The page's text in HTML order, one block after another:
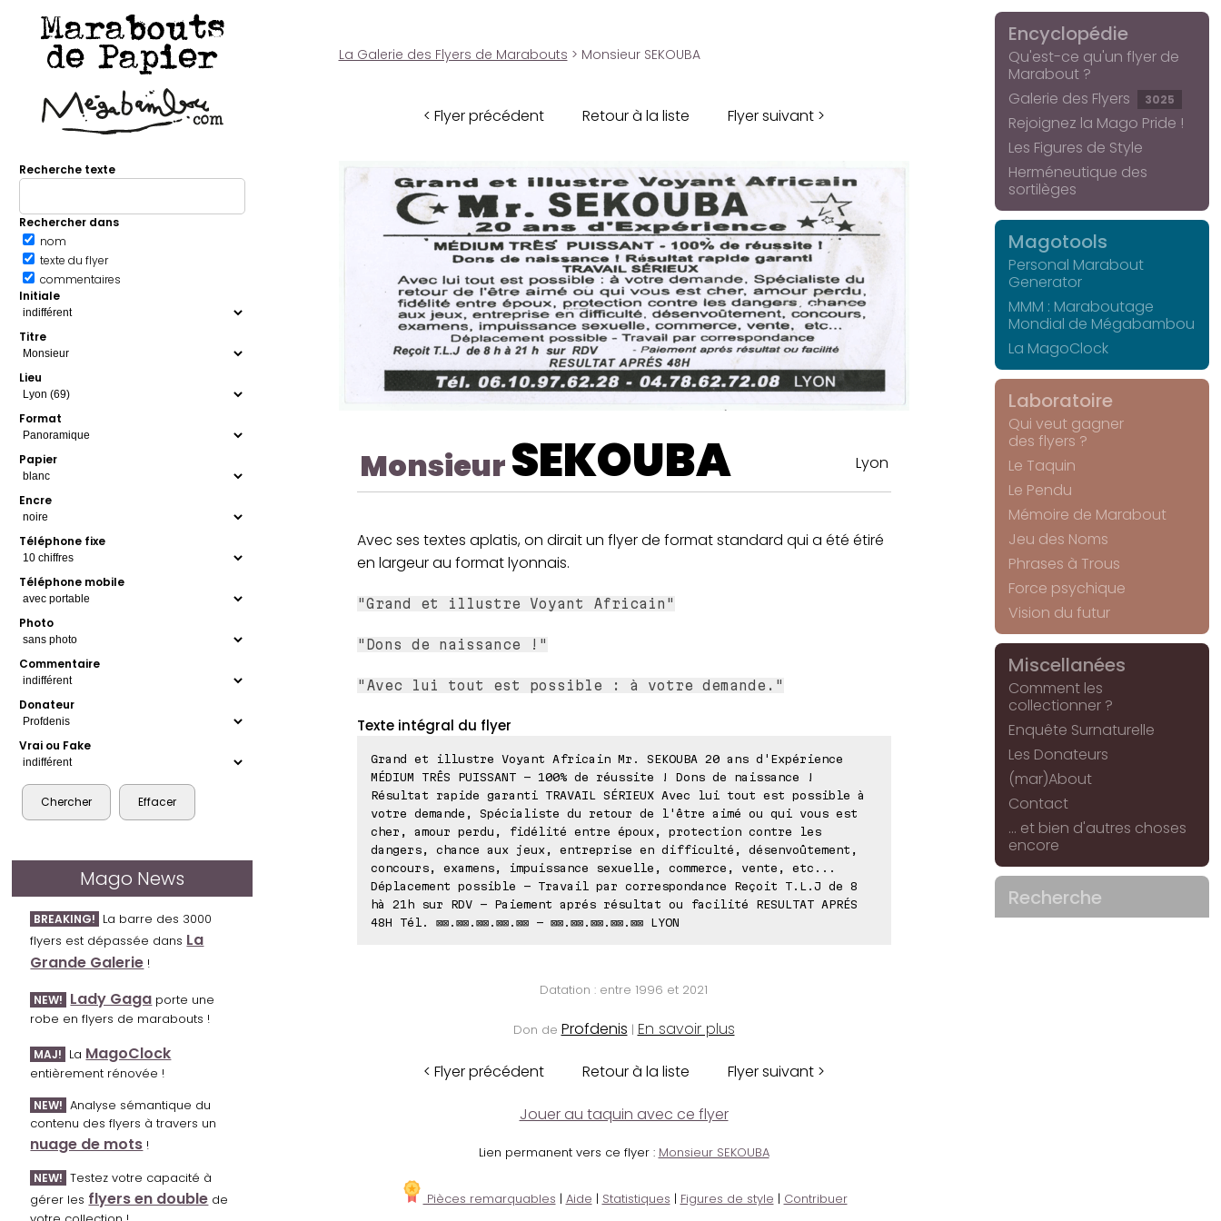
Marabouts
de Papier
Recherche texte
Rechercher dans
nom
texte du flyer
commentaires
Initiale
Titre
Lieu
Format
Papier
Encre
Téléphone fixe
Téléphone mobile
Photo
Commentaire
Donateur
Vrai ou Fake
Mago News
BREAKING! La barre des 3000
flyers est dépassée dans La
Grande Galerie !
NEW! Lady Gaga porte une
robe en flyers de marabouts !
MAJ! La MagoClock
entièrement rénovée !
NEW! Analyse sémantique du
contenu des flyers à travers un
nuage de mots !
NEW! Testez votre capacité à
gérer les flyers en double de
La Galerie des Flyers de Marabouts > Monsieur SEKOUBA
< Flyer précédent Retour à la liste Flyer suivant >
MonsieurSEKOUBA Lyon
Avec ses textes aplatis, on dirait un flyer de format standard qui a été étiré
en largeur au format lyonnais.
"Grand et illustre Voyant Africain"
"Dons de naissance !"
"Avec lui tout est possible : à votre demande."
Texte intégral du flyer
Grand et illustre Voyant Africain Mr. SEKOUBA 20 ans d'Expérience
MÉDIUM TRÊS PUISSANT - 100% de réussite ! Dons de naissance !
Résultat rapide garanti TRAVAIL SÉRIEUX Avec lui tout est possible à
votre demande, Spécialiste du retour de l'être aimé ou qui vous est
cher, amour perdu, fidélité entre époux, protection contre les
dangers, chance aux jeux, entreprise en difficulté, désenvoûtement,
concours, examens, impuissance sexuelle, commerce, vente, etc...
Déplacement possible - Travail par correspondance Reçoit T.L.J de 8
hà 21h sur RDV - Paiement aprés résultat ou facilité RESULTAT APRÉS
48H Tél. ⊠⊠.⊠⊠.⊠⊠.⊠⊠.⊠⊠ - ⊠⊠.⊠⊠.⊠⊠.⊠⊠.⊠⊠ LYON
Datation : entre 1996 et 2021
Don de Profdenis | En savoir plus
< Flyer précédent Retour à la liste Flyer suivant >
Jouer au taquin avec ce flyer
Lien permanent vers ce flyer : Monsieur SEKOUBA
Pièces remarquables | Aide | Statistiques | Figures de style | Contribuer
Encyclopédie
Qu'est-ce qu'un flyer de
Marabout ?
Galerie des Flyers
3025
Rejoignez la Mago Pride !
Les Figures de Style
Herméneutique des
sortilèges
Magotools
Personal Marabout
Generator
MMM : Maraboutage
Mondial de Mégabambou
La MagoClock
Laboratoire
Qui veut gagner
des flyers ?
Le Taquin
Le Pendu
Mémoire de Marabout
Jeu des Noms
Phrases à Trous
Force psychique
Vision du futur
Miscellanées
Comment les
collectionner ?
Enquête Surnaturelle
Les Donateurs
(mar)About
Contact
... et bien d'autres choses
encore
Recherche